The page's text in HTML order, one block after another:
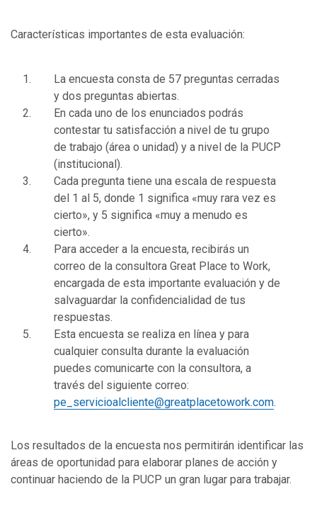
Características importantes de esta evaluación:
La encuesta consta de 57 preguntas cerradas
y dos preguntas abiertas.
En cada uno de los enunciados podrás
contestar tu satisfacción a nivel de tu grupo
de trabajo (área o unidad) y a nivel de la PUCP
(institucional).
Cada pregunta tiene una escala de respuesta
del 1 al 5, donde 1 significa «muy rara vez es
cierto», y 5 significa «muy a menudo es
cierto».
Para acceder a la encuesta, recibirás un
correo de la consultora Great Place to Work,
encargada de esta importante evaluación y de
salvaguardar la confidencialidad de tus
respuestas.
Esta encuesta se realiza en línea y para
cualquier consulta durante la evaluación
puedes comunicarte con la consultora, a
través del siguiente correo:
pe_servicioalcliente@greatplacetowork.com.
Los resultados de la encuesta nos permitirán identificar las
áreas de oportunidad para elaborar planes de acción y
continuar haciendo de la PUCP un gran lugar para trabajar.